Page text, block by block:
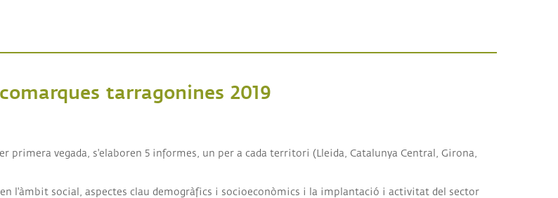
tarragonines 2019
primera vegada, s'elaboren 5 informes, un per a cada territori (Lleida, Catalunya Central, Girona,
l'àmbit social, aspectes clau demogràfics i socioeconòmics i la implantació i activitat del sector